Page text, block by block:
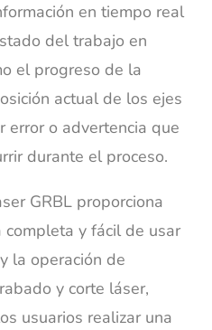
en tiempo real
del trabajo en
el progreso de la
actual de los ejes
error o advertencia que
durante el proceso.
GRBL proporciona
y fácil de usar
la operación de
y corte láser,
usuarios realizar una